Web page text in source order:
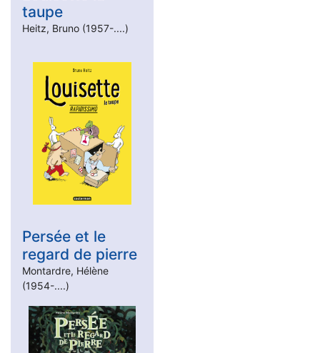
taupe
Heitz, Bruno (1957-....)
Persée et le
regard de pierre
Montardre, Hélène
(1954-....)